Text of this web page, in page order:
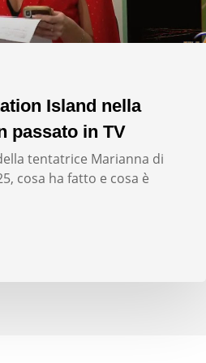
Island nella
passato in TV
tentatrice Marianna di
cosa ha fatto e cosa è